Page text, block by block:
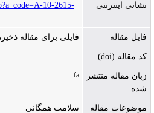
نشانی اینترنتی
10-2615-
فایل مقاله فایلی برای مقاله
کد مقاله (doi)
زبان مقاله منتشر
شده
موضوعات مقاله
سلامت همگانی